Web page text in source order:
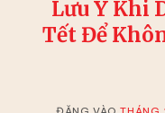
Lưu Ý Khi
Tết Để